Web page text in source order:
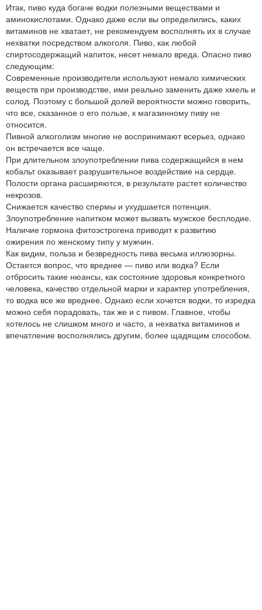
Итак, пиво куда богаче водки полезными веществами и
аминокислотами. Однако даже если вы определились, каких
витаминов не хватает, не рекомендуем восполнять их в случае
нехватки посредством алкоголя. Пиво, как любой
спиртосодержащий напиток, несет немало вреда. Опасно пиво
следующим:
Современные производители используют немало химических
веществ при производстве, ими реально заменить даже хмель и
солод. Поэтому с большой долей вероятности можно говорить,
что все, сказанное о его пользе, к магазинному пиву не
относится.
Пивной алкоголизм многие не воспринимают всерьез, однако
он встречается все чаще.
При длительном злоупотреблении пива содержащийся в нем
кобальт оказывает разрушительное воздействие на сердце.
Полости органа расширяются, в результате растет количество
некрозов.
Снижается качество спермы и ухудшается потенция.
Злоупотребление напитком может вызвать мужское бесплодие.
Наличие гормона фитоэстрогена приводит к развитию
ожирения по женскому типу у мужчин.
Как видим, польза и безвредность пива весьма иллюзорны.
Остается вопрос, что вреднее — пиво или водка? Если
отбросить такие нюансы, как состояние здоровья конкретного
человека, качество отдельной марки и характер употребления,
то водка все же вреднее. Однако если хочется водки, то изредка
можно себя порадовать, так же и с пивом. Главное, чтобы
хотелось не слишком много и часто, а нехватка витаминов и
впечатление восполнялись другим, более щадящим способом.